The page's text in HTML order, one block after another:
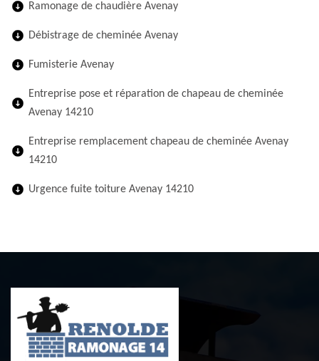
Ramonage de chaudière Avenay
Débistrage de cheminée Avenay
Fumisterie Avenay
Entreprise pose et réparation de chapeau de cheminée
Avenay 14210
Entreprise remplacement chapeau de cheminée Avenay
14210
Urgence fuite toiture Avenay 14210